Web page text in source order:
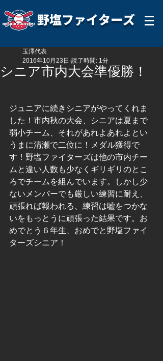
野塩ファイターズ
シニア市内大会準優勝！
玉澤代表
2016年10月23日 読了時間: 1分
ジュニアに続きシニアがやってくれま
した！市内秋の大会、シニアは夏まで
弱小チーム、それがあれよあれよとい
うまに清瀬で二位に！メダル獲得で
す！野塩ファイターズは他の市内チー
ムと違い人数も少なくギリギリのとこ
ろでチームを組んでいます。しかし少
ないメンバーでも厳しい練習に耐え、
頑張れば報われる、練習は嘘をつかな
いをもっとうに頑張った結果です。お
めでとう６年生、おめでと野塩ファイ
ターズシニア！